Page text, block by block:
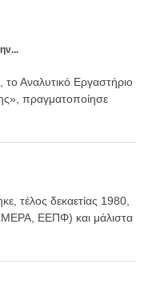
Αναλυτικό Εργαστήριο
πραγματοποίησε
τέλος δεκαετίας 1980,
ΕΕΠΦ) και μάλιστα